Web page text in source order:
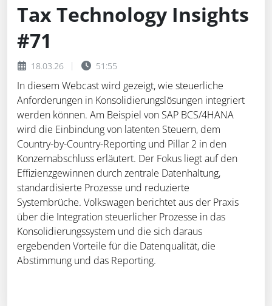
Tax Technology Insights
#71
18.03.26 51:55
In diesem Webcast wird gezeigt, wie steuerliche
Anforderungen in Konsolidierungslösungen integriert
werden können. Am Beispiel von SAP BCS/4HANA
wird die Einbindung von latenten Steuern, dem
Country-by-Country-Reporting und Pillar 2 in den
Konzernabschluss erläutert. Der Fokus liegt auf den
Effizienzgewinnen durch zentrale Datenhaltung,
standardisierte Prozesse und reduzierte
Systembrüche. Volkswagen berichtet aus der Praxis
über die Integration steuerlicher Prozesse in das
Konsolidierungssystem und die sich daraus
ergebenden Vorteile für die Datenqualität, die
Abstimmung und das Reporting.